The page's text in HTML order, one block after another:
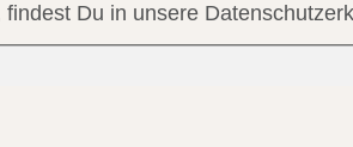
Du in unsere